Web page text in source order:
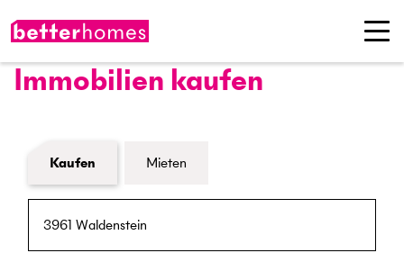
Immobilien kaufen
Formular Immobiliensuche
Kaufen Mieten
PLZ / Ort
Umkreis